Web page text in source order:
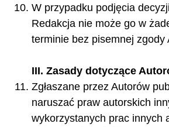
W przypadku podjęcia
Redakcja nie może go w
terminie bez pisemnej zgody
III. Zasady dotyczące
Zgłaszane przez Autorów
naruszać praw autorskich
wykorzystanych prac innych